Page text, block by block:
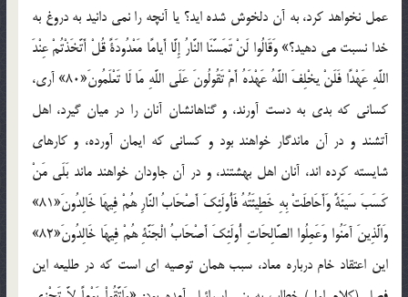
عمل نخواهد کرد، به آن دلخوش شده ايد؟ يا آنچه را نمي دانيد به دروغ به
خدا نسبت مي دهيد؟» وَقَالُوا لَنْ تَمَسَّنَا النَّارُ إِلَّا أَيامًا مَعْدُودَةً قُلْ أَتَّخَذْتُمْ عِنْدَ
اللَّهِ عَهْدًا فَلَنْ يخْلِفَ اللَّهُ عَهْدَهُ أَمْ تَقُولُونَ عَلَى اللَّهِ مَا لَا تَعْلَمُونَ«80» آري،
کساني که بدي به دست آورند، و گناهانشان آنان را در ميان گيرد، اهل
آتشند و در آن ماندگار خواهند بود و کساني که ايمان آورده، و کارهاي
شايسته کرده اند، آنان اهل بهشتند، و در آن جاودان خواهند ماند بَلَى مَنْ
كَسَبَ سَيئَةً وَأَحَاطَتْ بِهِ خَطِيئَتُهُ فَأُولَئِكَ أَصْحَابُ النَّارِ هُمْ فِيهَا خَالِدُونَ«81»
وَالَّذِينَ آمَنُوا وَعَمِلُوا الصَّالِحَاتِ أُولَئِكَ أَصْحَابُ الْجَنَّةِ هُمْ فِيهَا خَالِدُونَ«82»
اين اعتقاد خام درباره معاد، سبب همان توصيه اي است که در طليعه اين